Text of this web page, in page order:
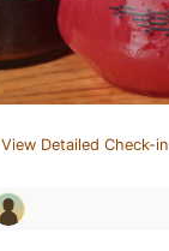
View Detailed Check-in